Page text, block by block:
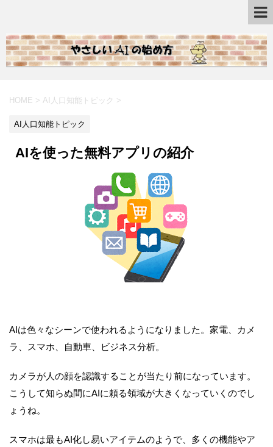
HOME > AI人口知能トピック >
AI人口知能トピック
AIを使った無料アプリの紹介
AIは色々なシーンで使われるようになりました。家電、カメ
ラ、スマホ、自動車、ビジネス分析。
カメラが人の顔を認識することが当たり前になっています。
こうして知らぬ間にAIに頼る領域が大きくなっていくのでし
ょうね。
スマホは最もAI化し易いアイテムのようで、多くの機能やア